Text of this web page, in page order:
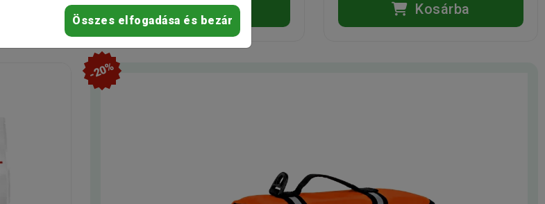
Kosárba Kosárba
-20%
Összes elfogadása és bezár